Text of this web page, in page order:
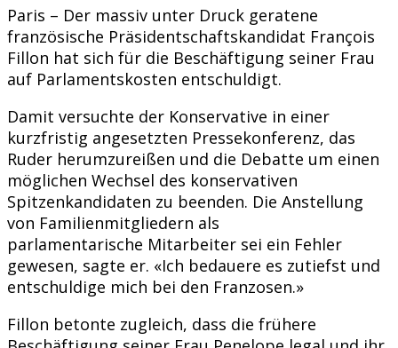
Paris – Der massiv unter Druck geratene
französische Präsidentschaftskandidat François
Fillon hat sich für die Beschäftigung seiner Frau
auf Parlamentskosten entschuldigt.
Damit versuchte der Konservative in einer
kurzfristig angesetzten Pressekonferenz, das
Ruder herumzureißen und die Debatte um einen
möglichen Wechsel des konservativen
Spitzenkandidaten zu beenden. Die Anstellung
von Familienmitgliedern als
parlamentarische Mitarbeiter sei ein Fehler
gewesen, sagte er. «Ich bedauere es zutiefst und
entschuldige mich bei den Franzosen.»
Fillon betonte zugleich, dass die frühere